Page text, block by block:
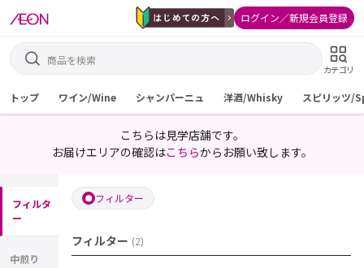
ログイン／新規会員登録
カテゴリ
トップ ワイン/Wine シャンパーニュ 洋酒/Whisky スピリッツ/
こちらは見学店舗です。
お届けエリアの確認はこちらからお願い致します。
フィルタ
ー
中煎り
フィルター
フィルター (2)